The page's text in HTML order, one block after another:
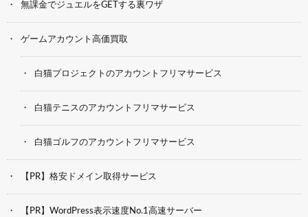
無課金でジュエルをGETする裏ワザ
ゲームアカウント高価買取
白猫プロジェクトのアカウントフリマサービス
白猫テニスのアカウントフリマサービス
白猫ゴルフのアカウントフリマサービス
【PR】格安ドメイン取得サービス
【PR】WordPress表示速度No.1高速サーバー